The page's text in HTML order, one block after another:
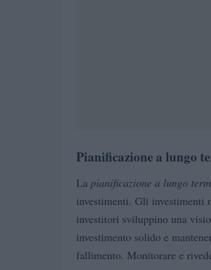
Pianificazione a lungo
La pianificazione a lungo
investimenti. Gli investimenti
investitori sviluppino una
investimento solido e
fallimento. Monitorare e